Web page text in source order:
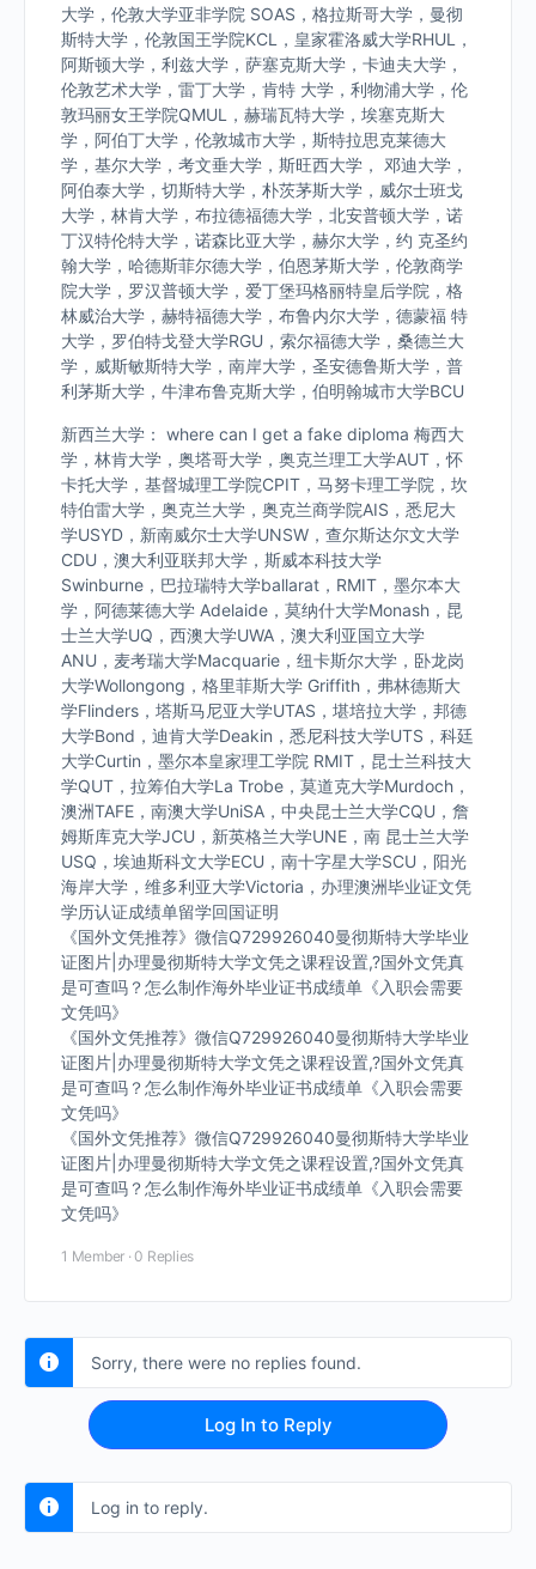
大学，伦敦大学亚非学院 SOAS，格拉斯哥大学，曼彻
斯特大学，伦敦国王学院KCL，皇家霍洛威大学RHUL，
阿斯顿大学，利兹大学，萨塞克斯大学，卡迪夫大学，
伦敦艺术大学，雷丁大学，肯特 大学，利物浦大学，伦
敦玛丽女王学院QMUL，赫瑞瓦特大学，埃塞克斯大
学，阿伯丁大学，伦敦城市大学，斯特拉思克莱德大
学，基尔大学，考文垂大学，斯旺西大学， 邓迪大学，
阿伯泰大学，切斯特大学，朴茨茅斯大学，威尔士班戈
大学，林肯大学，布拉德福德大学，北安普顿大学，诺
丁汉特伦特大学，诺森比亚大学，赫尔大学，约 克圣约
翰大学，哈德斯菲尔德大学，伯恩茅斯大学，伦敦商学
院大学，罗汉普顿大学，爱丁堡玛格丽特皇后学院，格
林威治大学，赫特福德大学，布鲁内尔大学，德蒙福 特
大学，罗伯特戈登大学RGU，索尔福德大学，桑德兰大
学，威斯敏斯特大学，南岸大学，圣安德鲁斯大学，普
利茅斯大学，牛津布鲁克斯大学，伯明翰城市大学BCU
新西兰大学： where can I get a fake diploma 梅西大
学，林肯大学，奥塔哥大学，奥克兰理工大学AUT，怀
卡托大学，基督城理工学院CPIT，马努卡理工学院，坎
特伯雷大学，奥克兰大学，奥克兰商学院AIS，悉尼大
学USYD，新南威尔士大学UNSW，查尔斯达尔文大学
CDU，澳大利亚联邦大学，斯威本科技大学
Swinburne，巴拉瑞特大学ballarat，RMIT，墨尔本大
学，阿德莱德大学 Adelaide，莫纳什大学Monash，昆
士兰大学UQ，西澳大学UWA，澳大利亚国立大学
ANU，麦考瑞大学Macquarie，纽卡斯尔大学，卧龙岗
大学Wollongong，格里菲斯大学 Griffith，弗林德斯大
学Flinders，塔斯马尼亚大学UTAS，堪培拉大学，邦德
大学Bond，迪肯大学Deakin，悉尼科技大学UTS，科廷
大学Curtin，墨尔本皇家理工学院 RMIT，昆士兰科技大
学QUT，拉筹伯大学La Trobe，莫道克大学Murdoch，
澳洲TAFE，南澳大学UniSA，中央昆士兰大学CQU，詹
姆斯库克大学JCU，新英格兰大学UNE，南 昆士兰大学
USQ，埃迪斯科文大学ECU，南十字星大学SCU，阳光
海岸大学，维多利亚大学Victoria，办理澳洲毕业证文凭
学历认证成绩单留学回国证明
《国外文凭推荐》微信Q729926040曼彻斯特大学毕业
证图片|办理曼彻斯特大学文凭之课程设置,?国外文凭真
是可查吗？怎么制作海外毕业证书成绩单《入职会需要
文凭吗》
《国外文凭推荐》微信Q729926040曼彻斯特大学毕业
证图片|办理曼彻斯特大学文凭之课程设置,?国外文凭真
是可查吗？怎么制作海外毕业证书成绩单《入职会需要
文凭吗》
《国外文凭推荐》微信Q729926040曼彻斯特大学毕业
证图片|办理曼彻斯特大学文凭之课程设置,?国外文凭真
是可查吗？怎么制作海外毕业证书成绩单《入职会需要
文凭吗》
1 Member · 0 Replies
Sorry, there were no replies found.
Log In to Reply
Log in to reply.